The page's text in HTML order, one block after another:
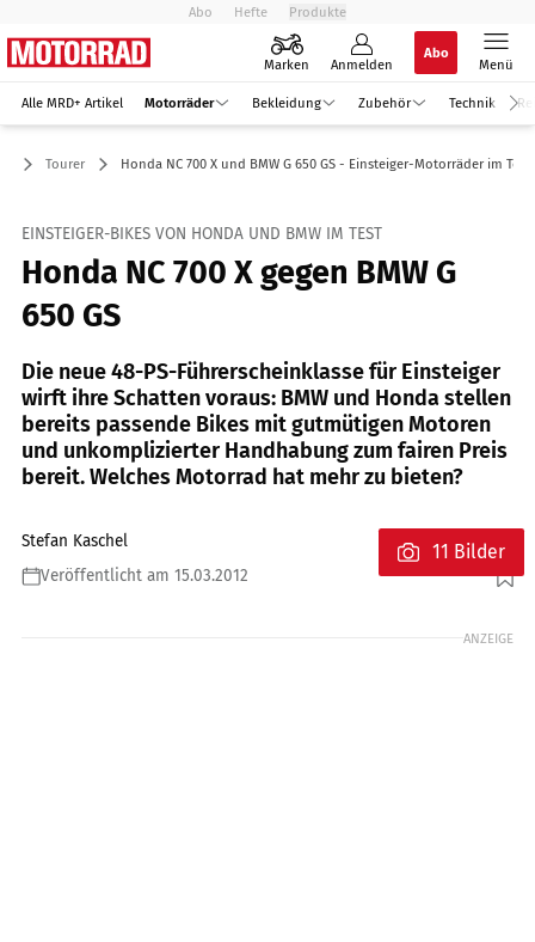
Abo Hefte Produkte
Marken Anmelden
Abo
Menü
Alle MRD+ Artikel Motorräder Bekleidung Zubehör Technik
Tourer Honda NC 700 X und BMW G 650 GS - Einsteiger-Motorräder im Test
EINSTEIGER-BIKES VON HONDA UND BMW IM TEST
Honda NC 700 X gegen BMW G
650 GS
Die neue 48-PS-Führerscheinklasse für Einsteiger
wirft ihre Schatten voraus: BMW und Honda stellen
bereits passende Bikes mit gutmütigen Motoren
und unkomplizierter Handhabung zum fairen Preis
bereit. Welches Motorrad hat mehr zu bieten?
Stefan Kaschel
Veröffentlicht am 15.03.2012
Foto: Jkuenstle.de
11 Bilder
ANZEIGE